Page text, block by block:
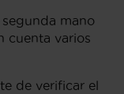
mano
cuenta varios
de verificar el